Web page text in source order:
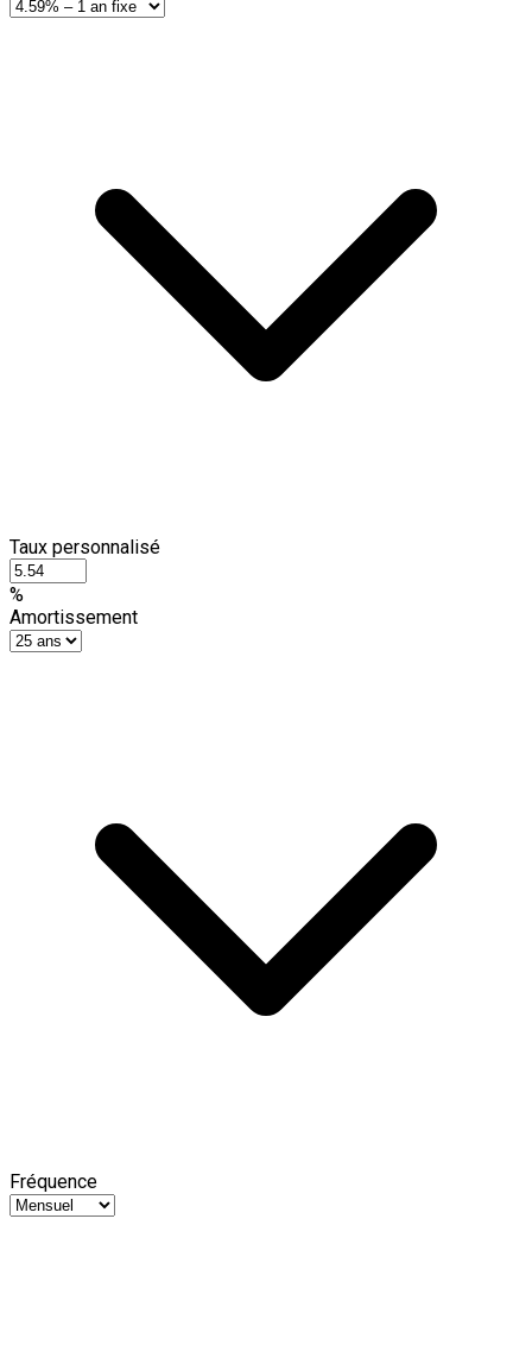
Taux personnalisé
%
Amortissement
Fréquence